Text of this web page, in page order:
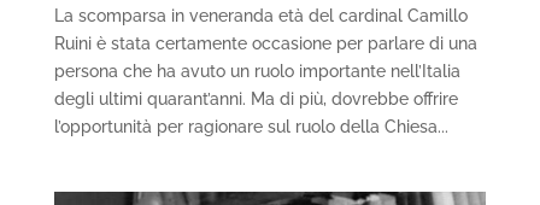
La scomparsa in veneranda età del cardinal Camillo
Ruini è stata certamente occasione per parlare di una
persona che ha avuto un ruolo importante nell’Italia
degli ultimi quarant’anni. Ma di più, dovrebbe offrire
l’opportunità per ragionare sul ruolo della Chiesa...